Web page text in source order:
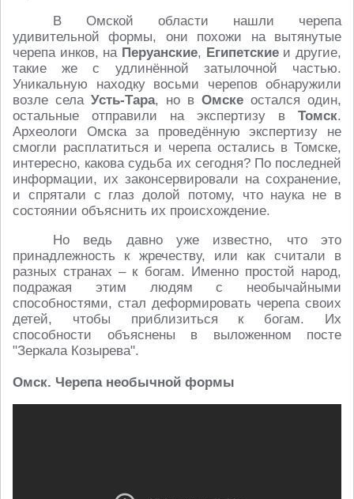
В Омской области нашли черепа
удивительной формы, они похожи на вытянутые
черепа инков, на Перуанские, Египетскиеи другие,
такие же с удлинённой затылочной частью.
Уникальную находку восьми черепов обнаружили
возле села Усть-Тара, но в Омске остался один,
остальные отправили на экспертизу в Томск.
Археологи Омска за проведённую экспертизу не
смогли расплатиться и черепа остались в Томске,
интересно, какова судьба их сегодня? По последней
информации, их законсервировали на сохранение,
и спрятали с глаз долой потому, что наука не в
состоянии объяснить их происхождение.
Но ведь давно уже известно, что это
принадлежность к жречеству, или как считали в
разных странах – к богам. Именно простой народ,
подражая этим людям с необычайными
способностями, стал деформировать черепа своих
детей, чтобы приблизиться к богам. Их
способности объяснены в выложенном посте
"Зеркала Козырева".
Омск. Черепа необычной формы